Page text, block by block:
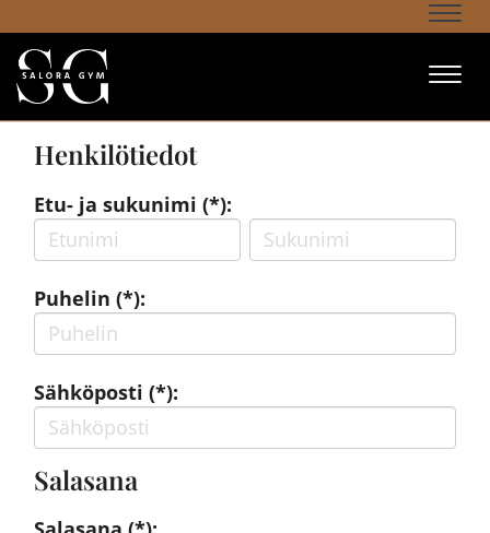
Henkilötiedot
Etu- ja sukunimi (*):
Puhelin (*):
Sähköposti (*):
Salasana